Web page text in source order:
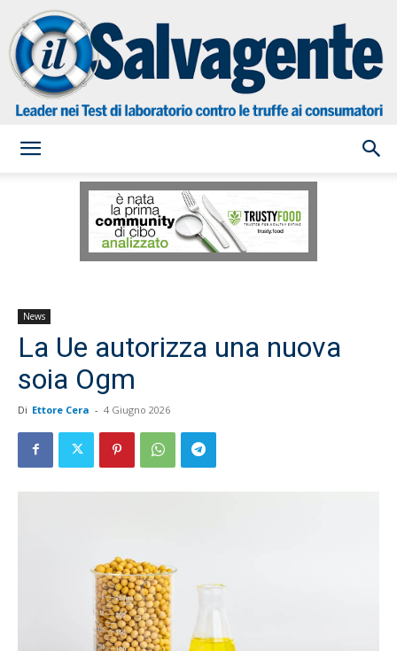
Salvagente
News
La Ue autorizza una nuova
soia Ogm
Di Ettore Cera - 4 Giugno 2026